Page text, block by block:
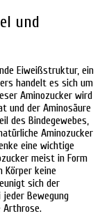
und
Eiweißstruktur, ein
handelt es sich um
Aminozucker wird
und der Aminosäure
des Bindegewebes,
Aminozucker
eine wichtige
meist in Form
Körper keine
sich der
jeder Bewegung
Arthrose.